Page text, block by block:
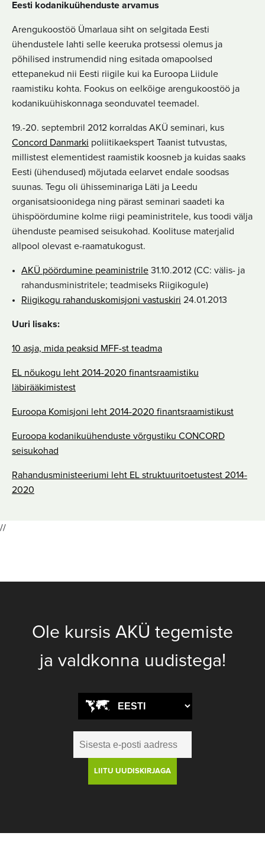
Eesti kodanikuühenduste arvamus
Arengukoostöö Ümarlaua siht on selgitada Eesti
ühendustele lahti selle keeruka protsessi olemus ja
põhilised instrumendid ning esitada omapoolsed
ettepanekud nii Eesti riigile kui ka Euroopa Liidule
raamistiku kohta. Fookus on eelkõige arengukoostöö ja
kodanikuühiskonnaga seonduvatel teemadel.
19.-20. septembril 2012 korraldas AKÜ seminari, kus
Concord Danmarki poliitikaekspert Taanist tutvustas,
millistest elementidest raamistik koosneb ja kuidas saaks
Eesti (ühendused) mõjutada eelarvet endale soodsas
suunas. Tegu oli ühisseminariga Läti ja Leedu
organisatsioonidega ning pärast seminari saadeti ka
ühispöördumine kolme riigi peaministritele, kus toodi välja
ühenduste peamised seisukohad. Koolituse materjalid
allpool olevast e-raamatukogust.
AKÜ pöördumine peaministrile 31.10.2012 (CC: välis- ja
rahandusministritele; teadmiseks Riigikogule)
Riigikogu rahanduskomisjoni vastuskiri 24.01.2013
Uuri lisaks:
10 asja, mida peaksid MFF-st teadma
EL nõukogu leht 2014-2020 finantsraamistiku
läbirääkimistest
Euroopa Komisjoni leht 2014-2020 finantsraamistikust
Euroopa kodanikuühenduste võrgustiku CONCORD
seisukohad
Rahandusministeeriumi leht EL struktuuritoetustest 2014-
2020
//
Ole kursis AKÜ tegemiste
ja valdkonna uudistega!